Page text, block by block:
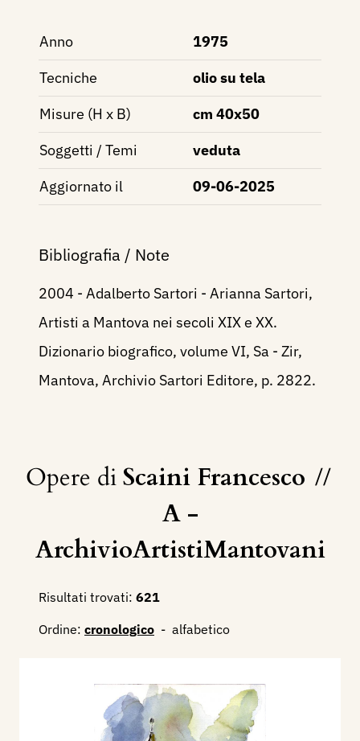
Anno
1975
Tecniche
olio su tela
Misure (H x B)
cm 40x50
Soggetti / Temi
veduta
Aggiornato il
09-06-2025
Bibliografia / Note
2004 - Adalberto Sartori - Arianna Sartori,
Artisti a Mantova nei secoli XIX e XX.
Dizionario biografico, volume VI, Sa - Zir,
Mantova, Archivio Sartori Editore, p. 2822.
Opere diScaini Francesco //
A -
ArchivioArtistiMantovani
Risultati trovati: 621
Ordine: cronologico - alfabetico